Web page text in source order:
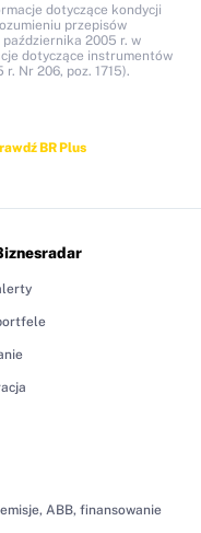
dotyczące kondycji
przepisów
2005 r. w
dotyczące instrumentów
Nr 206, poz. 1715).
BR Plus
ABB, finansowanie